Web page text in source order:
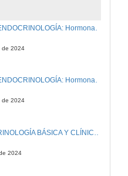
de 2024
NEUROENDOCRINOLOGÍA: Hormonas y conducta (II)
de 2024
2024